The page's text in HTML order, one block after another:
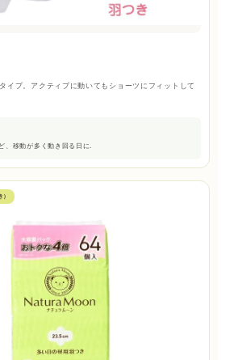
イプ。アクティブに動いてもショーツにフィットして
、移動が多く動き回る日に.
）